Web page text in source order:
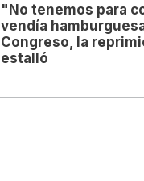
"No tenemos para
vendía
Congreso, la
estalló